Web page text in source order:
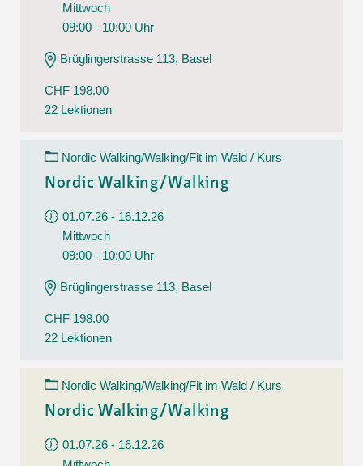
Mittwoch
09:00 - 10:00 Uhr
Brüglingerstrasse 113, Basel
CHF 198.00
22 Lektionen
Nordic Walking/Walking/Fit im Wald / Kurs
Nordic Walking/Walking
01.07.26 - 16.12.26
Mittwoch
09:00 - 10:00 Uhr
Brüglingerstrasse 113, Basel
CHF 198.00
22 Lektionen
Nordic Walking/Walking/Fit im Wald / Kurs
Nordic Walking/Walking
01.07.26 - 16.12.26